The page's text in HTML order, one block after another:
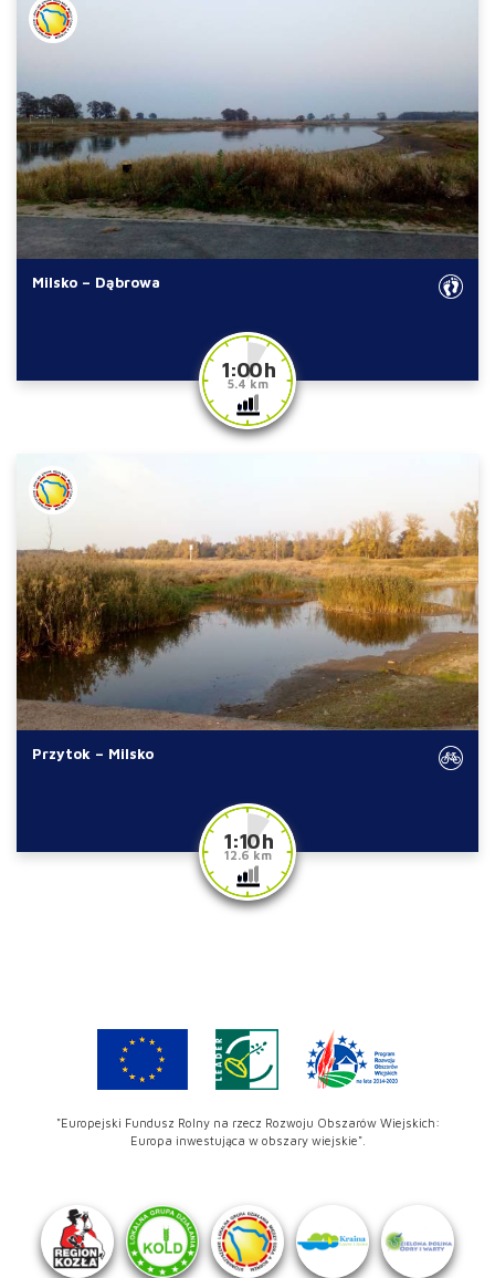
Milsko – Dąbrowa
1:00 h
5.4 km
Przytok – Milsko
1:10 h
12.6 km
"Europejski Fundusz Rolny na rzecz Rozwoju Obszarów Wiejskich:
Europa inwestująca w obszary wiejskie".